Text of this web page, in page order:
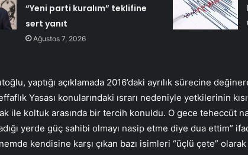
“Yeni parti kuralım” teklifine
sert yanıt
Ağustos 7, 2026
yaptığı açıklamada 2016’daki ayrılık sürecine
Yasası konularındaki ısrarı nedeniyle yetkilerinin
ile koltuk arasında bir tercih konuldu. O gece teheccüt
yerde güç sahibi olmayı nasip etme diye dua ettim”
kendisine karşı çıkan bazı isimleri “üçlü çete”